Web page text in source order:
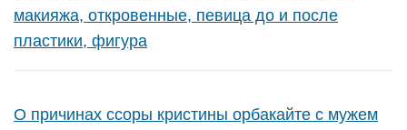
макияжа, откровенные, певица до и после
пластики, фигура
О причинах ссоры кристины орбакайте с мужем